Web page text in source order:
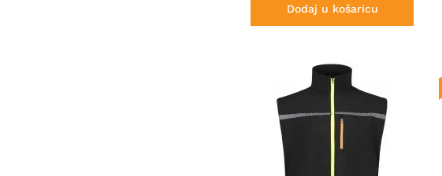
Dodaj u košaricu